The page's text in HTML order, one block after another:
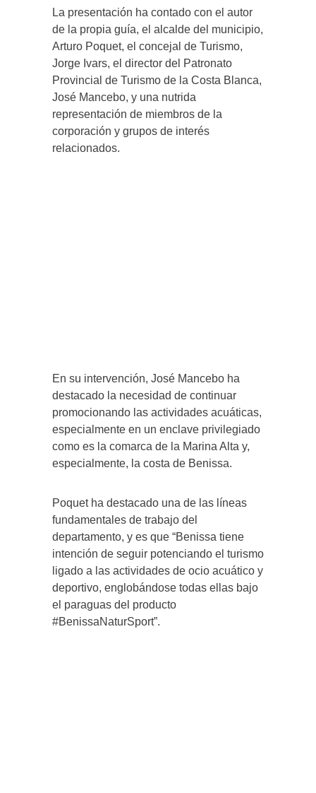
La presentación ha contado con el autor
de la propia guía, el alcalde del municipio,
Arturo Poquet, el concejal de Turismo,
Jorge Ivars, el director del Patronato
Provincial de Turismo de la Costa Blanca,
José Mancebo, y una nutrida
representación de miembros de la
corporación y grupos de interés
relacionados.
En su intervención, José Mancebo ha
destacado la necesidad de continuar
promocionando las actividades acuáticas,
especialmente en un enclave privilegiado
como es la comarca de la Marina Alta y,
especialmente, la costa de Benissa.
Poquet ha destacado una de las líneas
fundamentales de trabajo del
departamento, y es que “Benissa tiene
intención de seguir potenciando el turismo
ligado a las actividades de ocio acuático y
deportivo, englobándose todas ellas bajo
el paraguas del producto
#BenissaNaturSport”.